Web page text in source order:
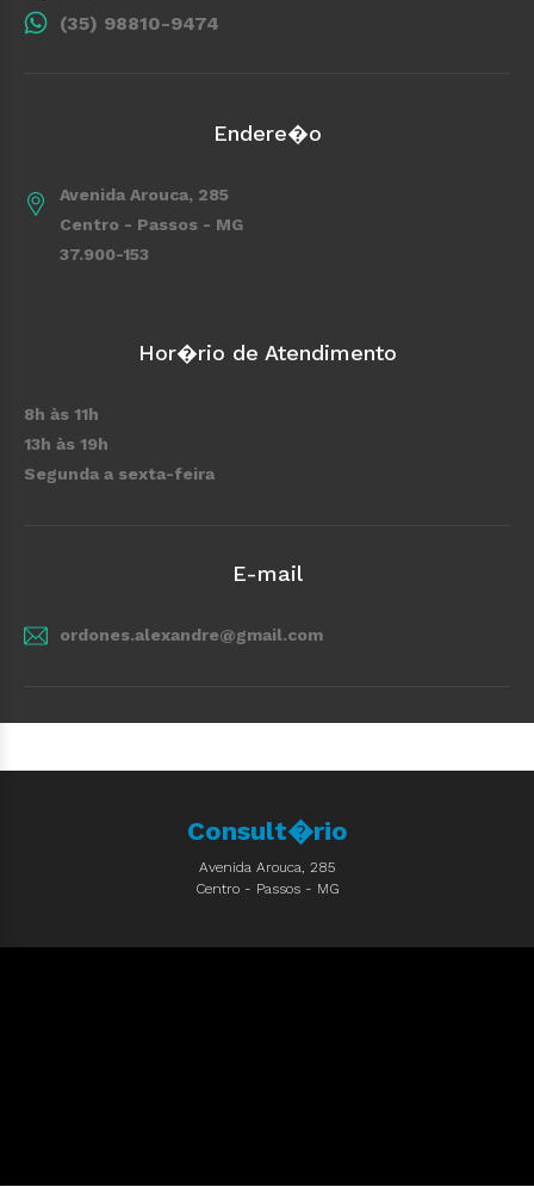
(35) 98810-9474
Endere�o
Avenida Arouca, 285
Centro - Passos - MG
37.900-153
Hor�rio de Atendimento
8h às 11h
13h às 19h
Segunda a sexta-feira
E-mail
ordones.alexandre@gmail.com
Consult�rio
Avenida Arouca, 285
Centro - Passos - MG